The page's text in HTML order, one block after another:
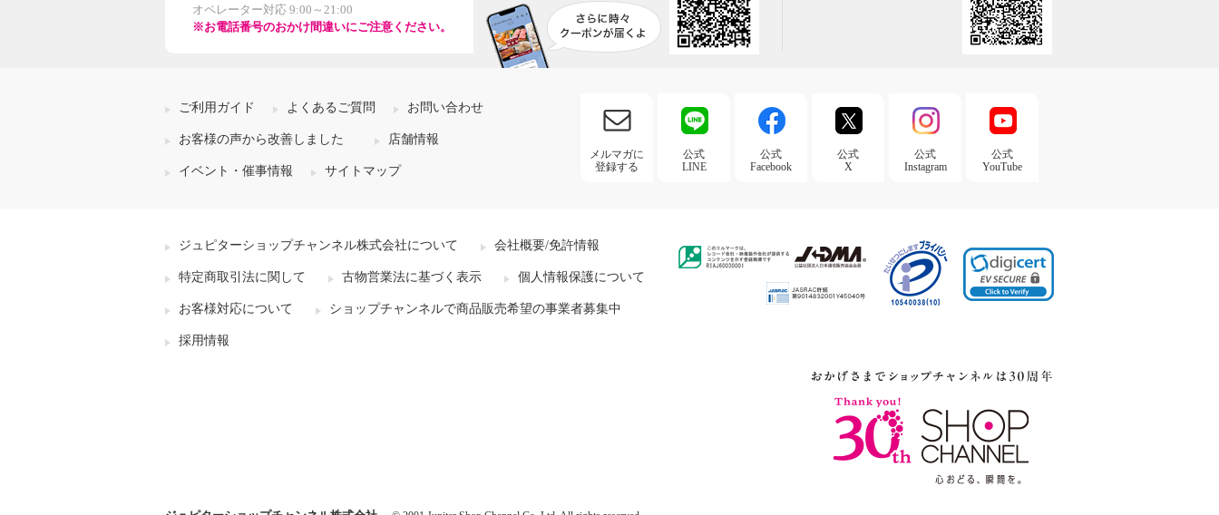
オペレーター対応 9:00～21:00
※お電話番号のおかけ間違いにご注意ください。
ご利用ガイド よくあるご質問 お問い合わせ
お客様の声から改善しました 店舗情報
イベント・催事情報 サイトマップ
メルマガに
登録する
公式
LINE
公式
Facebook
公式
X
公式
Instagram
公式
YouTube
ジュピターショップチャンネル株式会社について 会社概要/免許情報
特定商取引法に関して 古物営業法に基づく表示 個人情報保護について
お客様対応について ショップチャンネルで商品販売希望の事業者募集中
採用情報